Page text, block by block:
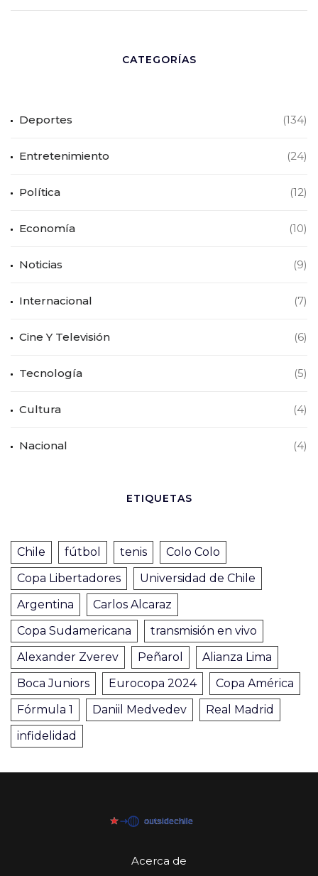
CATEGORÍAS
Deportes (134)
Entretenimiento (24)
Política (12)
Economía (10)
Noticias (9)
Internacional (7)
Cine Y Televisión (6)
Tecnología (5)
Cultura (4)
Nacional (4)
ETIQUETAS
Chile fútbol tenis
Colo Colo
Copa Libertadores
Universidad de Chile
Argentina
Carlos Alcaraz
Copa Sudamericana
transmisión en vivo
Alexander Zverev
Peñarol
Alianza Lima
Boca Juniors
Eurocopa 2024
Copa América
Fórmula 1
Daniil Medvedev
Real Madrid
infidelidad
Acerca de